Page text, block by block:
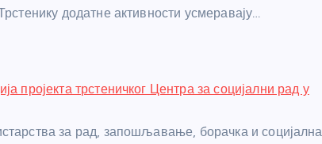
додатне активности усмеравају…
пројекта трстеничког Центра за социјални рад у
за рад, запошљавање, борачка и социјална